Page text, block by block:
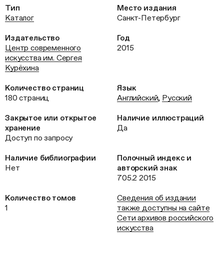
Тип
Каталог
Место издания
Санкт-Петербург
Издательство
Центр современного
искусства им. Сергея
Курёхина
Год
2015
Количество страниц
180 страниц
Язык
Английский, Русский
Закрытое или открытое
хранение
Доступ по запросу
Наличие иллюстраций
Да
Наличие библиографии
Нет
Полочный индекс и
авторский знак
705.2 2015
Количество томов
1
Сведения об издании
также доступны на сайте
Сети архивов российского
искусства